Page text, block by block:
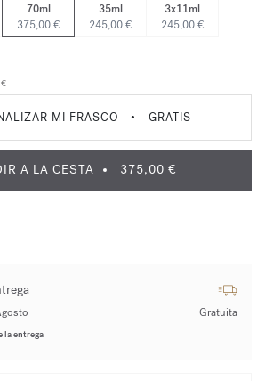
70ml
375,00 €
35ml
245,00 €
3x11ml
245,00 €
MI FRASCO • GRATIS
A LA CESTA 375,00 €
Gratuita
la entrega